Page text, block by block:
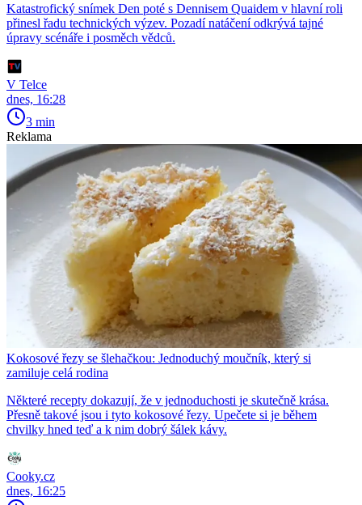
Katastrofický snímek Den poté s Dennisem Quaidem v hlavní roli
přinesl řadu technických výzev. Pozadí natáčení odkrývá tajné
úpravy scénáře i posměch vědců.
V Telce
dnes, 16:28
3 min
Reklama
Kokosové řezy se šlehačkou: Jednoduchý moučník, který si
zamiluje celá rodina
Některé recepty dokazují, že v jednoduchosti je skutečně krása.
Přesně takové jsou i tyto kokosové řezy. Upečete si je během
chvilky hned teď a k nim dobrý šálek kávy.
Cooky.cz
dnes, 16:25